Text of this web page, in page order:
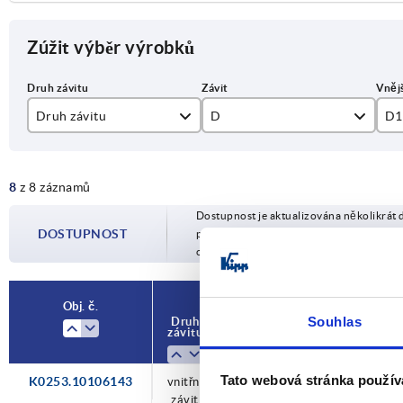
Souhlas
Tato webová stránka
Zúžit výběr výrobků
Druh závitu
vnější závit
D D1
8 z 8 záznamů
DOSTUPNOST
Dostupnost je aktualizována několikrát
potvrzeném datu odeslání budete
objednávky.
Obj. č.
Druh
závitu
D1 T
K0253.10106143
vnitřní
závit
M6 25 10